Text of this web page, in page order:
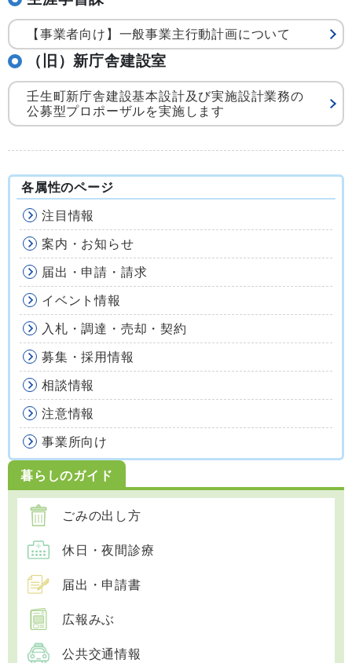
【事業者向け】一般事業主行動計画について
（旧）新庁舎建設室
壬生町新庁舎建設基本設計及び実施設計業務の
公募型プロポーザルを実施します
各属性のページ
注目情報
案内・お知らせ
届出・申請・請求
イベント情報
入札・調達・売却・契約
募集・採用情報
相談情報
注意情報
事業所向け
暮らしのガイド
ごみの出し方
休日・夜間診療
届出・申請書
広報みぶ
公共交通情報